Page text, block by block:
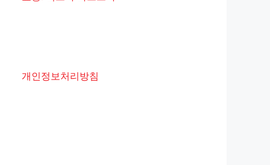
개인정보처리방침